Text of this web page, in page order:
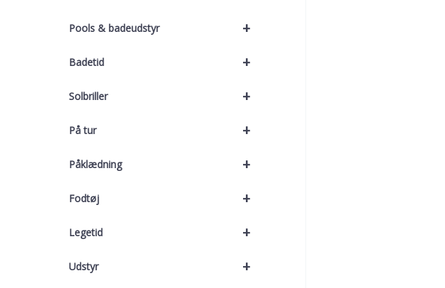
+
Pools & badeudstyr
+
Badetid
+
Solbriller
+
På tur
+
Påklædning
+
Fodtøj
+
Legetid
+
Udstyr